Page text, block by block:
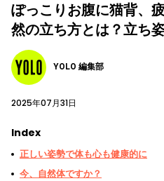
ぽっこりお腹に猫背、
然の立ち方とは？立ち
YOLO 編集部
2025年07月31日
Index
正しい姿勢で体も心も健康的に
今、自然体ですか？